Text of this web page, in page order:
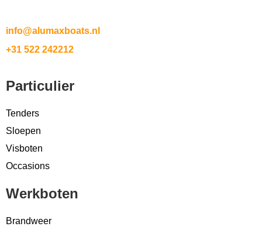
info@alumaxboats.nl
+31 522 242212
Particulier
Tenders
Sloepen
Visboten
Occasions
Werkboten
Brandweer